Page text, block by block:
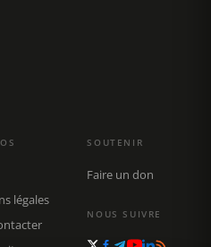
légales
SOUTENIR
Faire un don
NOUS SUIVRE